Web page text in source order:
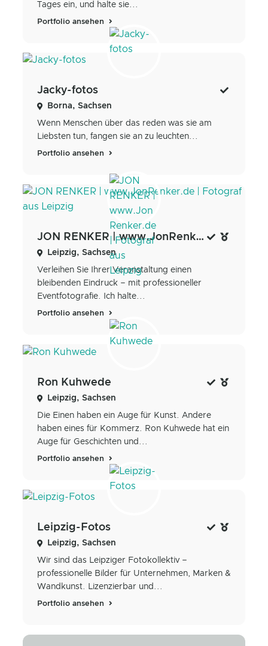
Tages ein, und halte sie...
Portfolio ansehen
Jacky-fotos
Borna, Sachsen
Wenn Menschen über das reden was sie am
Liebsten tun, fangen sie an zu leuchten...
Portfolio ansehen
JON RENKER | www.JonRenker.de | Fotograf aus Leipzig
Leipzig, Sachsen
Verleihen Sie Ihrer Veranstaltung einen
bleibenden Eindruck – mit professioneller
Eventfotografie. Ich halte...
Portfolio ansehen
Ron Kuhwede
Leipzig, Sachsen
Die Einen haben ein Auge für Kunst. Andere
haben eines für Kommerz. Ron Kuhwede hat ein
Auge für Geschichten und...
Portfolio ansehen
Leipzig-Fotos
Leipzig, Sachsen
Wir sind das Leipziger Fotokollektiv –
professionelle Bilder für Unternehmen, Marken &
Wandkunst. Lizenzierbar und...
Portfolio ansehen